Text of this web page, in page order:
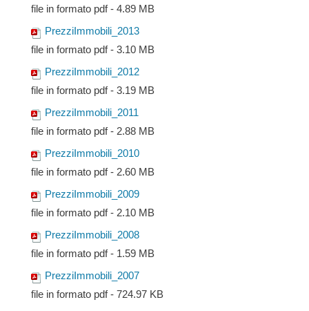
file in formato pdf - 4.89 MB
PrezziImmobili_2013
file in formato pdf - 3.10 MB
PrezziImmobili_2012
file in formato pdf - 3.19 MB
PrezziImmobili_2011
file in formato pdf - 2.88 MB
PrezziImmobili_2010
file in formato pdf - 2.60 MB
PrezziImmobili_2009
file in formato pdf - 2.10 MB
PrezziImmobili_2008
file in formato pdf - 1.59 MB
PrezziImmobili_2007
file in formato pdf - 724.97 KB